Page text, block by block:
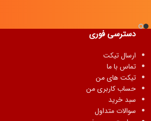
دسترسی فوری
ارسال تیکت
تماس با ما
تیکت های من
حساب کاربری من
سبد خرید
سوالات متداول